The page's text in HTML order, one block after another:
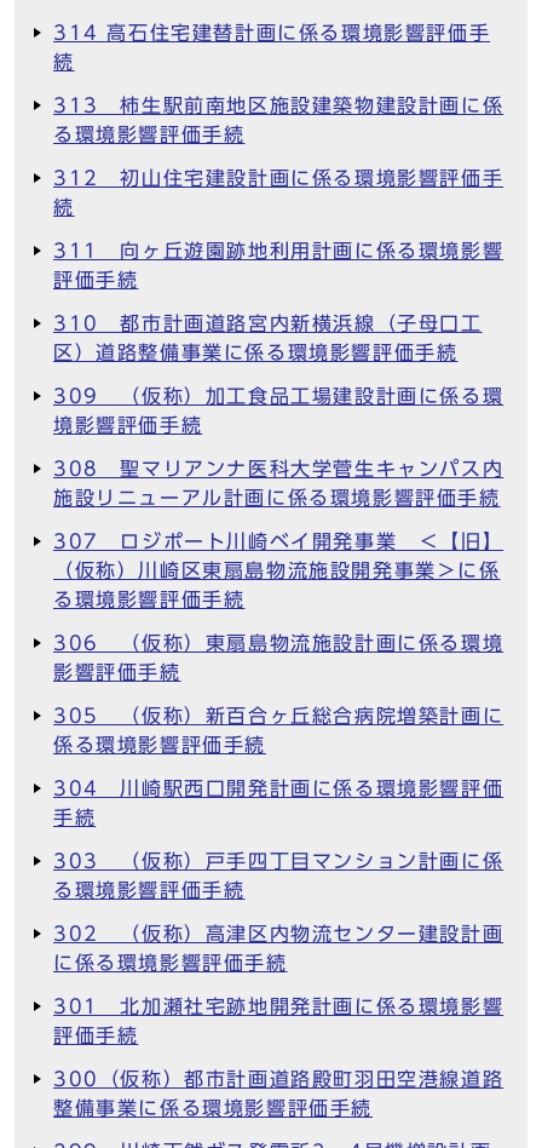
314 高石住宅建替計画に係る環境影響評価手
続
313 柿生駅前南地区施設建築物建設計画に係
る環境影響評価手続
312 初山住宅建設計画に係る環境影響評価手
続
311 向ヶ丘遊園跡地利用計画に係る環境影響
評価手続
310 都市計画道路宮内新横浜線（子母口工
区）道路整備事業に係る環境影響評価手続
309 （仮称）加工食品工場建設計画に係る環
境影響評価手続
308 聖マリアンナ医科大学菅生キャンパス内
施設リニューアル計画に係る環境影響評価手続
307 ロジポート川崎ベイ開発事業 ＜【旧】
（仮称）川崎区東扇島物流施設開発事業＞に係
る環境影響評価手続
306 （仮称）東扇島物流施設計画に係る環境
影響評価手続
305 （仮称）新百合ヶ丘総合病院増築計画に
係る環境影響評価手続
304 川崎駅西口開発計画に係る環境影響評価
手続
303 （仮称）戸手四丁目マンション計画に係
る環境影響評価手続
302 （仮称）高津区内物流センター建設計画
に係る環境影響評価手続
301 北加瀬社宅跡地開発計画に係る環境影響
評価手続
300（仮称）都市計画道路殿町羽田空港線道路
整備事業に係る環境影響評価手続